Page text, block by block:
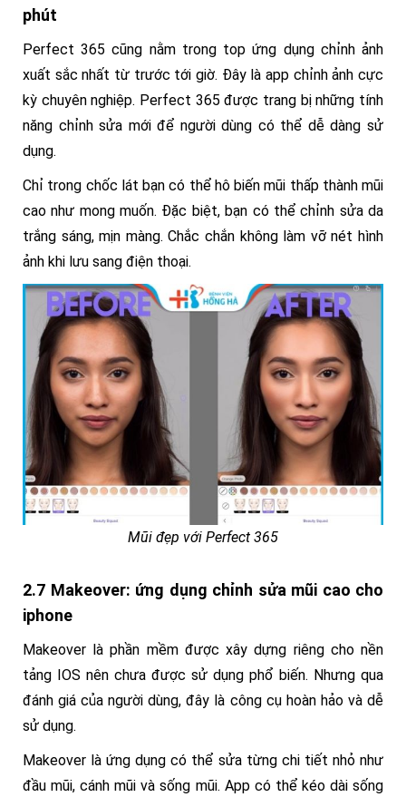
phút
Perfect 365 cũng nằm trong top ứng dụng chỉnh ảnh
xuất sắc nhất từ trước tới giờ. Đây là app chỉnh ảnh cực
kỳ chuyên nghiệp. Perfect 365 được trang bị những tính
năng chỉnh sửa mới để người dùng có thể dễ dàng sử
dụng.
Chỉ trong chốc lát bạn có thể hô biến mũi thấp thành mũi
cao như mong muốn. Đặc biệt, bạn có thể chỉnh sửa da
trắng sáng, mịn màng. Chắc chắn không làm vỡ nét hình
ảnh khi lưu sang điện thoại.
Mũi đẹp với Perfect 365
2.7 Makeover: ứng dụng chỉnh sửa mũi cao cho
iphone
Makeover là phần mềm được xây dựng riêng cho nền
tảng IOS nên chưa được sử dụng phổ biến. Nhưng qua
đánh giá của người dùng, đây là công cụ hoàn hảo và dễ
sử dụng.
Makeover là ứng dụng có thể sửa từng chi tiết nhỏ như
đầu mũi, cánh mũi và sống mũi. App có thể kéo dài sống